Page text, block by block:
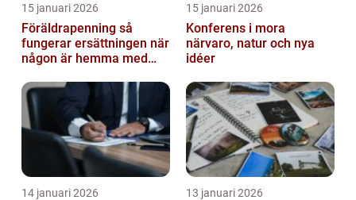
15 januari 2026
Föräldrapenning så
fungerar ersättningen när
någon är hemma med
15 januari 2026
Konferens i mora
närvaro, natur och nya
idéer
14 januari 2026 13 januari 2026